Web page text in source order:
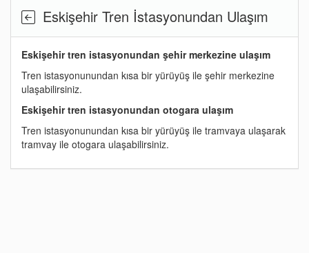
Eskişehir Tren İstasyonundan Ulaşım
Eskişehir tren istasyonundan şehir merkezine ulaşım
Tren istasyonunundan kısa bir yürüyüş ile şehir merkezine
ulaşabilirsiniz.
Eskişehir tren istasyonundan otogara ulaşım
Tren istasyonunundan kısa bir yürüyüş ile tramvaya ulaşarak
tramvay ile otogara ulaşabilirsiniz.